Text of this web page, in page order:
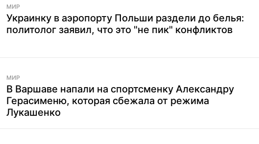
МИР
Украинку в аэропорту Польши раздели до белья:
политолог заявил, что это "не пик" конфликтов
МИР
В Варшаве напали на спортсменку Александру
Герасименю, которая сбежала от режима
Лукашенко